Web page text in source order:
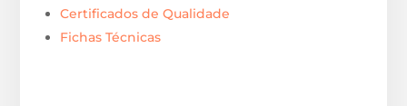
Certificados de Qualidade
Fichas Técnicas